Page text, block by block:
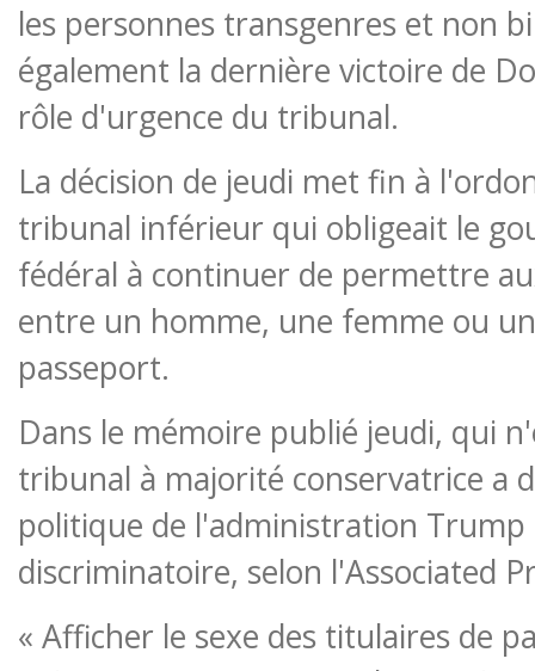
les personnes transgenres et non
également la dernière victoire de
rôle d'urgence du tribunal.
La décision de jeudi met fin à
tribunal inférieur qui obligeait le
fédéral à continuer de permettre
entre un homme, une femme ou
passeport.
Dans le mémoire publié jeudi, qui
tribunal à majorité conservatrice a
politique de l'administration Trump
discriminatoire, selon l'Associated
« Afficher le sexe des titulaires de